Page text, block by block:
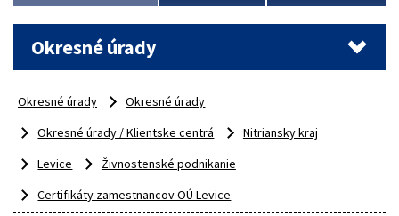
Okresné úrady
Okresné úrady
Okresné úrady
Okresné úrady / Klientske centrá
Nitriansky kraj
Levice
Živnostenské podnikanie
Certifikáty zamestnancov OÚ Levice